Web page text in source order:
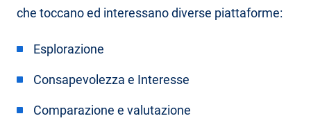
che toccano ed interessano diverse piattaforme:
Esplorazione
Consapevolezza e Interesse
Comparazione e valutazione